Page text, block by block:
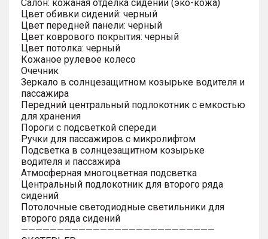
Салон: кожаная отделка сидений (эко-кожа)
Цвет обивки сидений: черный
Цвет передней панели: черный
Цвет коврового покрытия: черный
Цвет потолка: черный
Кожаное рулевое колесо
Очечник
Зеркало в солнцезащитном козырьке водителя и
пассажира
Передний центральный подлокотник с емкостью
для хранения
Пороги с подсветкой спереди
Ручки для пассажиров с микролифтом
Подсветка в солнцезащитном козырьке
водителя и пассажира
Атмосферная многоцветная подсветка
Центральный подлокотник для второго ряда
сидений
Потолочные светодиодные светильники для
второго ряда сидений
———————————————————————————